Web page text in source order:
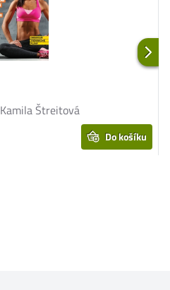
Kamila Štreitová
Do košíku